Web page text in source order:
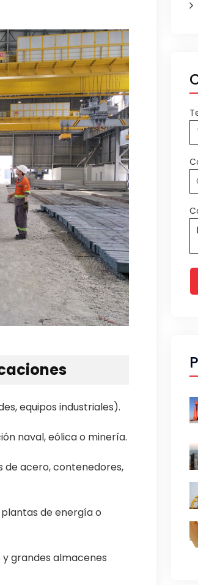
equipos industriales).
naval, eólica o minería.
de acero, contenedores,
de energía o
grandes almacenes